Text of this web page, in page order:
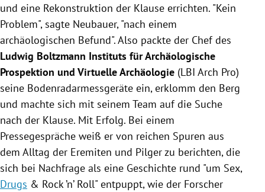
und eine Rekonstruktion der Klause errichten. "Kein
Problem", sagte Neubauer, "nach einem
archäologischen Befund". Also packte der Chef des
Ludwig Boltzmann Instituts für Archäologische
Prospektion und VirtuelleArchäologie (LBI Arch Pro)
seine Bodenradarmessgeräte ein, erklomm den Berg
und machte sich mit seinem Team auf die Suche
nach der Klause. Mit Erfolg. Bei einem
Pressegespräche weiß er von reichen Spuren aus
dem Alltag der Eremiten und Pilger zu berichten, die
sich bei Nachfrage als eine Geschichte rund "um Sex,
Drugs & Rock ’n’ Roll" entpuppt, wie der Forscher